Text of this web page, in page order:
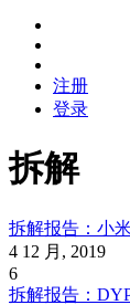
注册
登录
拆解
拆解报告：小
4 12 月, 2019
6
拆解报告：